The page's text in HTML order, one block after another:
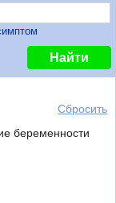
Найти
Сбросить
беременности